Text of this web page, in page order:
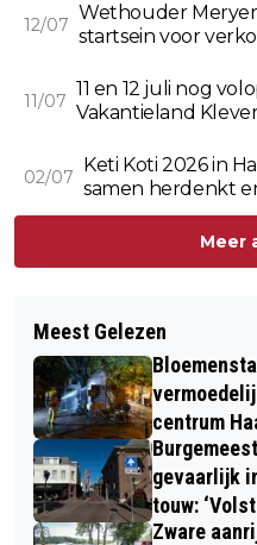
12/07
Wethouder
startsein voor
11/07
11 en 12 juli nog
Vakantieland
02/07
Keti Koti 2026 in
samen herdenkt
Meer
Meest Gelezen
centrum
gevaarlijk
touw:
Zware